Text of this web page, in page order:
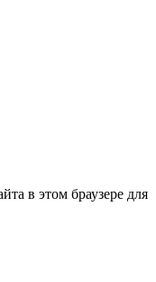
в этом браузере для